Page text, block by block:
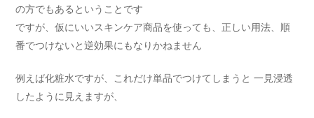
の方でもあるということです
ですが、仮にいいスキンケア商品を使っても、正しい用法、順
番でつけないと逆効果にもなりかねません
例えば化粧水ですが、これだけ単品でつけてしまうと 一見浸透
したように見えますが、